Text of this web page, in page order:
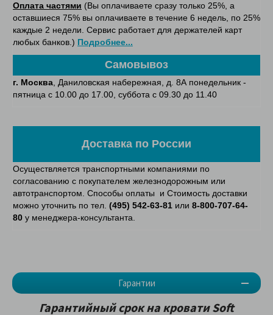
Гарантии
Оплата частями (Вы оплачиваете сразу только 25%, а
оставшиеся 75% вы оплачиваете в течение 6 недель, по 25%
каждые 2 недели. Сервис работает для держателей карт
любых банков.) Подробнее...
Самовывоз
г. Москва, Даниловская набережная, д. 8А понедельник -
пятница с 10.00 до 17.00, суббота с 09.30 до 11.40
Доставка по России
Осуществляется транспортными компаниями по
согласованию с покупателем железнодорожным или
автотранспортом. Способы оплаты и Стоимость доставки
можно уточнить по тел. (495) 542-63-81 или 8-800-707-64-
80 у менеджера-консультанта.
Гарантийный срок на кроватиSoft